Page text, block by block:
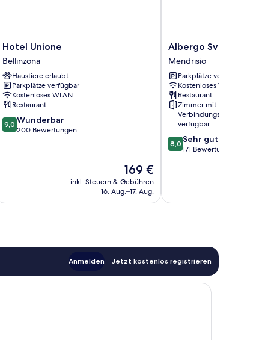
Hotel
Unione
Bellinzona
Hotel Unione
Bellinzona
Haustiere erlaubt
Parkplätze verfügbar
Kostenloses WLAN
Restaurant
9.0
von
9,0 Wunderbar
200 Bewertungen
Der
Preis
beträgt
169 €
inkl. Steuern & Gebühren
16. Aug.–17. Aug.
Albergo
Svizzero
Mendrisio
Albergo Svizzero
Mendrisio
Parkplätze verfügbar
Kostenloses WLAN
Restaurant
Zimmer mit
Verbindungstür
verfügbar
8.0
von
Bewertungen
8,0 Sehr gut
171 Bewertungen
Anmelden Jetzt kostenlos registrieren